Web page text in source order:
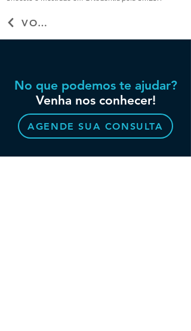
VOLTAR
No que podemos te ajudar?
Venha nos conhecer!
AGENDE SUA CONSULTA